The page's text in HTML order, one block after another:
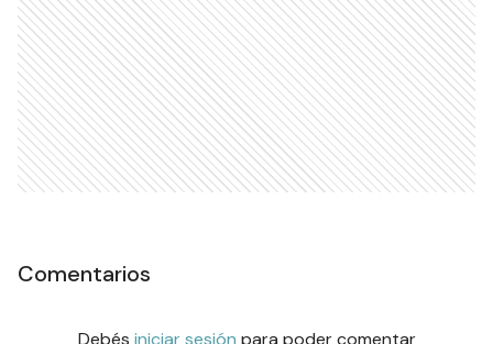
Comentarios
Debés iniciar sesión para poder comentar